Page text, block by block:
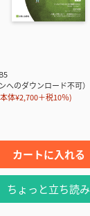
B5
へのダウンロード不可）
体¥2,700＋税10％)
カートに入れる
ちょっと立ち読み